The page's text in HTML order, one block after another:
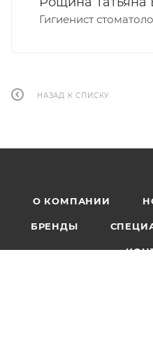
Гигиенист
НАЗАД К СПИСКУ
О КОМПАНИИ
БРЕНДЫ